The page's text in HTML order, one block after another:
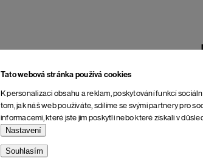
Tato webová stránka používá cookies
K personalizaci obsahu a reklam, poskytování funkcí
tom, jak náš web používáte, sdílíme se svými partnery pro
informacemi, které jste jim poskytli nebo které získali v
Nastavení
Souhlasím